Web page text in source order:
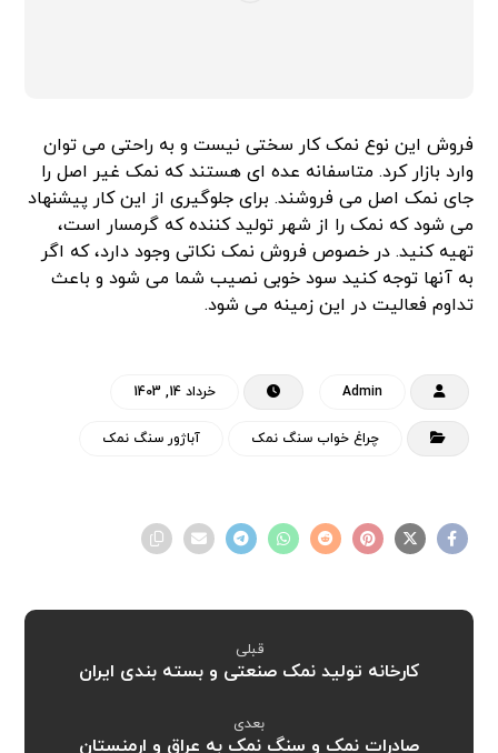
فروش این نوع نمک کار سختی نیست و به راحتی می توان
وارد بازار کرد. متاسفانه عده ای هستند که نمک غیر اصل را
جای نمک اصل می فروشند. برای جلوگیری از این کار پیشنهاد
می شود که نمک را از شهر تولید کننده که گرمسار است،
تهیه کنید. در خصوص فروش نمک نکاتی وجود دارد، که اگر
به آنها توجه کنید سود خوبی نصیب شما می شود و باعث
تداوم فعالیت در این زمینه می شود.
Admin خرداد 14, 1403
چراغ خواب سنگ نمک آباژور سنگ نمک
قبلی
کارخانه تولید نمک صنعتی و بسته بندی ایران
بعدی
صادرات نمک و سنگ نمک به عراق و ارمنستان